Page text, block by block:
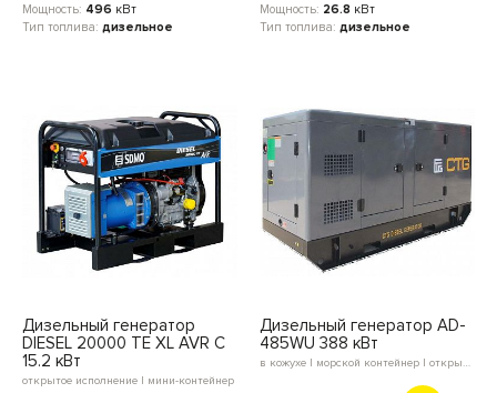
Мощность: 496 кВт
Тип топлива: дизельное
Мощность: 26.8 кВт
Тип топлива: дизельное
Дизельный генератор
DIESEL 20000 TE XL AVR C
15.2 кВт
открытое исполнение | мини-контейнер
Дизельный генератор AD-
485WU 388 кВт